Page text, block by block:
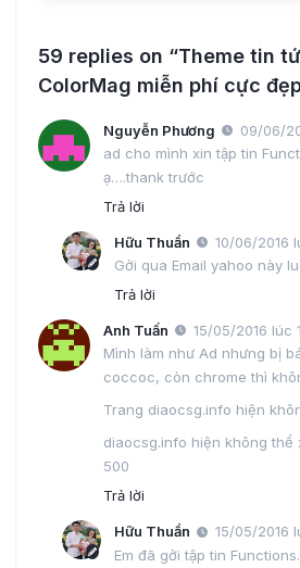
59 replies on “Theme tin
ColorMag miễn phí cực
Nguyễn Phương
09/06/
ad cho mình xin tập tin
ạ….thank trước
Trả lời
Hữu Thuần
10/06/2016
Gởi qua Email yahoo này
Trả lời
Anh Tuấn
15/05/2016 lúc
Mình làm như Ad nhưng bị
coccoc, còn chrome thì
Trang diaocsg.info hiện
diaocsg.info hiện không thể
500
Trả lời
Hữu Thuần
15/05/2016
Em đã gởi tập tin